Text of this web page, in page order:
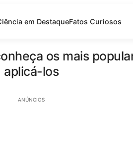
em DestaqueFatos Curiosos
os mais
aplicá-los
ANÚNCIOS